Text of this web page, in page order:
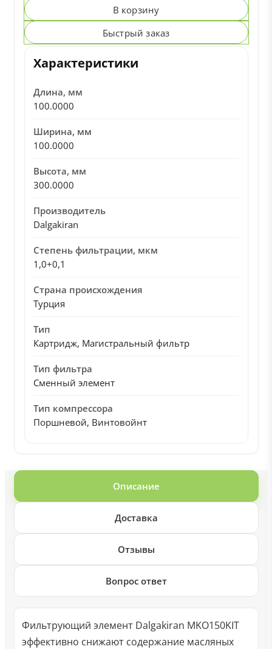
В корзину
Быстрый заказ
Характеристики
Длина, мм
100.0000
Ширина, мм
100.0000
Высота, мм
300.0000
Производитель
Dalgakiran
Степень фильтрации, мкм
1,0+0,1
Страна происхождения
Турция
Тип
Картридж, Магистральный фильтр
Тип фильтра
Сменный элемент
Тип компрессора
Поршневой, Винтовойнт
Описание
Доставка
Отзывы
Вопрос ответ
Фильтрующий элемент Dalgakiran MKO150KIT
эффективно снижают содержание масляных